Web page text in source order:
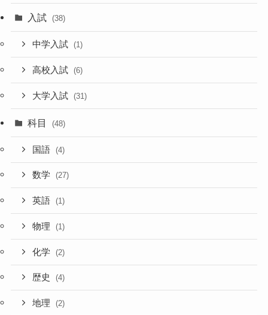
入試 (38)
中学入試 (1)
高校入試 (6)
大学入試 (31)
科目 (48)
国語 (4)
数学 (27)
英語 (1)
物理 (1)
化学 (2)
歴史 (4)
地理 (2)